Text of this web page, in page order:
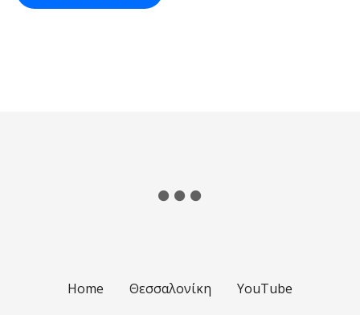
Home Θεσσαλονίκη
YouTube